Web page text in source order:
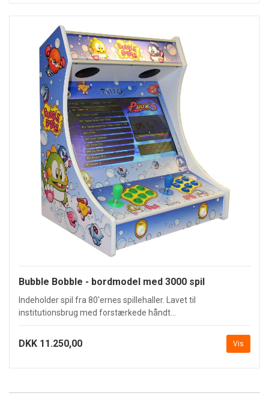
Bubble Bobble - bordmodel med 3000 spil
Indeholder spil fra 80'ernes spillehaller. Lavet til
institutionsbrug med forstærkede håndt...
DKK 11.250,00 Vis